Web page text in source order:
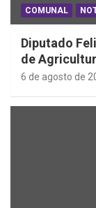
COMUNAL
Diputado
de
en la Región
6 de agosto de